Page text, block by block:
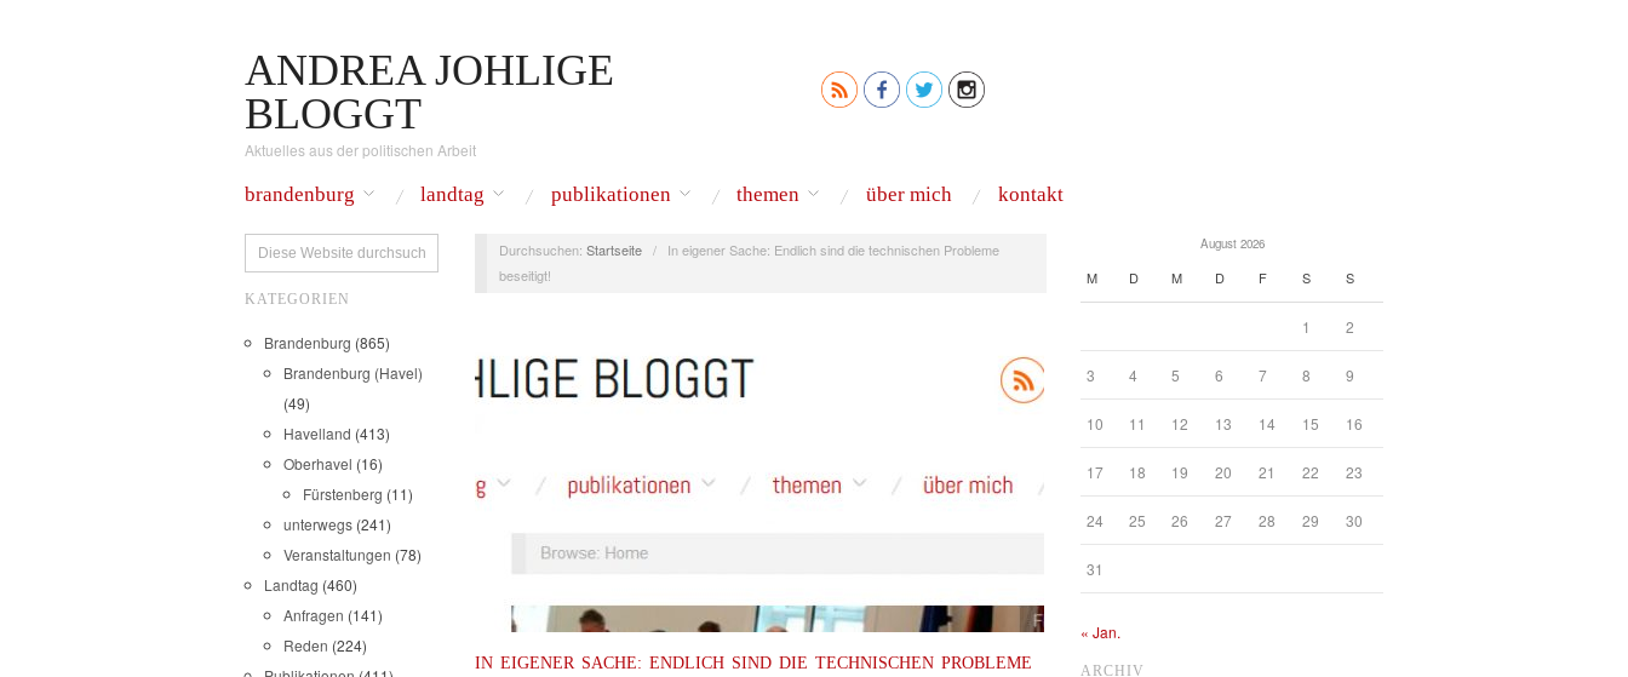
ANDREA JOHLIGE
BLOGGT
Aktuelles aus der politischen Arbeit
brandenburg landtag publikationen themen über mich kontakt
KATEGORIEN
Brandenburg (865)
Brandenburg (Havel)
(49)
Havelland (413)
Oberhavel (16)
Fürstenberg (11)
unterwegs (241)
Veranstaltungen (78)
Landtag (460)
Anfragen (141)
Reden (224)
Durchsuchen: Startseite /
In eigener Sache: Endlich sind die technischen Probleme
beseitigt!
IN EIGENER SACHE: ENDLICH SIND DIE TECHNISCHEN PROBLEME
August 2026
M D M D F S S
1 2
3 4 5 6 7 8 9
10 11 12 13 14 15 16
17 18 19 20 21 22 23
24 25 26 27 28 29 30
31
« Jan.
ARCHIV